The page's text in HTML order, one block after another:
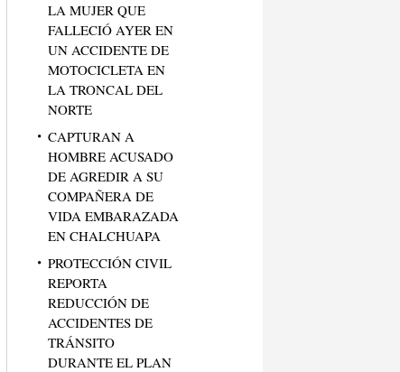
LA MUJER QUE
FALLECIÓ AYER EN
UN ACCIDENTE DE
MOTOCICLETA EN
LA TRONCAL DEL
NORTE
CAPTURAN A
HOMBRE ACUSADO
DE AGREDIR A SU
COMPAÑERA DE
VIDA EMBARAZADA
EN CHALCHUAPA
PROTECCIÓN CIVIL
REPORTA
REDUCCIÓN DE
ACCIDENTES DE
TRÁNSITO
DURANTE EL PLAN